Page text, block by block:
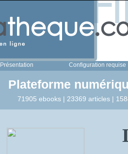
Présentation Configuration requise
Plateforme
71905 ebooks | 23369 articles |